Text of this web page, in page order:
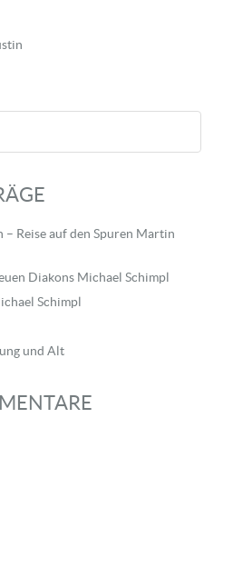
– Reise auf den Spuren Martin
Diakons Michael Schimpl
Schimpl
und Alt